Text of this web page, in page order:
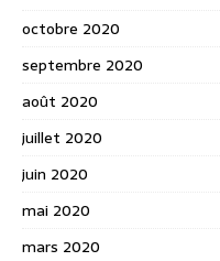
octobre 2020
septembre 2020
août 2020
juillet 2020
juin 2020
mai 2020
mars 2020